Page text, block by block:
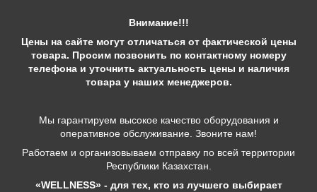
Внимание!!!
Цены на сайте могут отличаться от фактической цены
товара. Просим позвонить по контактному номеру
телефона и уточнить актуальность цены и наличия
товара у наших менеджеров.
Мы гарантируем высокое качество оборудования и
оперативное обслуживание. Звоните нам!
Работаем и организовываем отправку по всей территории
Республики Казахстан.
«WELLNESS» - для тех, кто из лучшего выбирает